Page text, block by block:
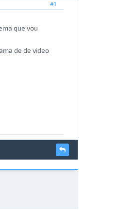
#1
que vou
de de video